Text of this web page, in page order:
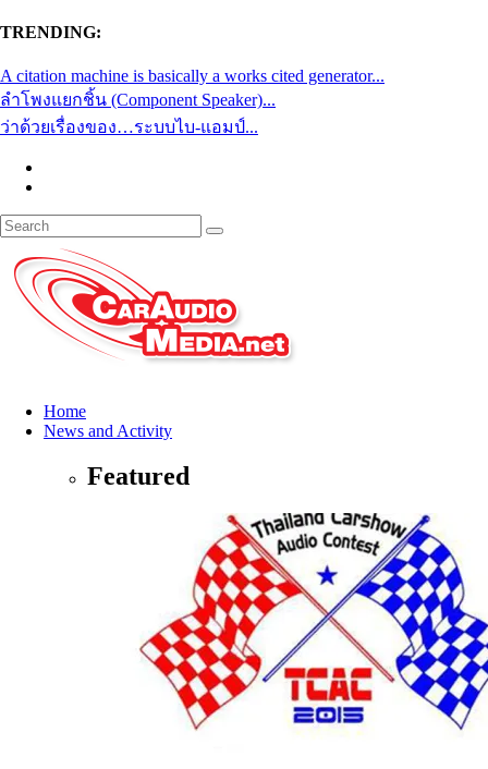
TRENDING:
A citation machine is basically a works cited generator...
ลำโพงแยกชิ้น (Component Speaker)...
ว่าด้วยเรื่องของ…ระบบไบ-แอมป์...
Home
News and Activity
Featured